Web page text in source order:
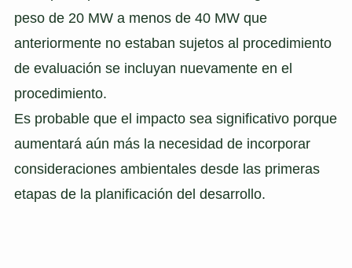
peso de 20 MW a menos de 40 MW que
anteriormente no estaban sujetos al procedimiento
de evaluación se incluyan nuevamente en el
procedimiento.
Es probable que el impacto sea significativo porque
aumentará aún más la necesidad de incorporar
consideraciones ambientales desde las primeras
etapas de la planificación del desarrollo.